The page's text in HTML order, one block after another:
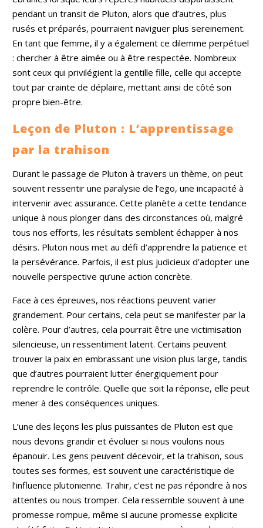
pendant un transit de Pluton, alors que d’autres, plus
rusés et préparés, pourraient naviguer plus sereinement.
En tant que femme, il y a également ce dilemme perpétuel
: chercher à être aimée ou à être respectée. Nombreux
sont ceux qui privilégient la gentille fille, celle qui accepte
tout par crainte de déplaire, mettant ainsi de côté son
propre bien-être.
Leçon de Pluton : L’apprentissage
par la trahison
Durant le passage de Pluton à travers un thème, on peut
souvent ressentir une paralysie de l’ego, une incapacité à
intervenir avec assurance. Cette planète a cette tendance
unique à nous plonger dans des circonstances où, malgré
tous nos efforts, les résultats semblent échapper à nos
désirs. Pluton nous met au défi d’apprendre la patience et
la persévérance. Parfois, il est plus judicieux d’adopter une
nouvelle perspective qu’une action concrète.
Face à ces épreuves, nos réactions peuvent varier
grandement. Pour certains, cela peut se manifester par la
colère. Pour d’autres, cela pourrait être une victimisation
silencieuse, un ressentiment latent. Certains peuvent
trouver la paix en embrassant une vision plus large, tandis
que d’autres pourraient lutter énergiquement pour
reprendre le contrôle. Quelle que soit la réponse, elle peut
mener à des conséquences uniques.
L’une des leçons les plus puissantes de Pluton est que
nous devons grandir et évoluer si nous voulons nous
épanouir. Les gens peuvent décevoir, et la trahison, sous
toutes ses formes, est souvent une caractéristique de
l’influence plutonienne. Trahir, c’est ne pas répondre à nos
attentes ou nous tromper. Cela ressemble souvent à une
promesse rompue, même si aucune promesse explicite